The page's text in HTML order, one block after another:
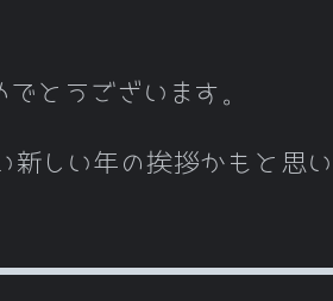
とうございます。
新しい年の挨拶かもと思